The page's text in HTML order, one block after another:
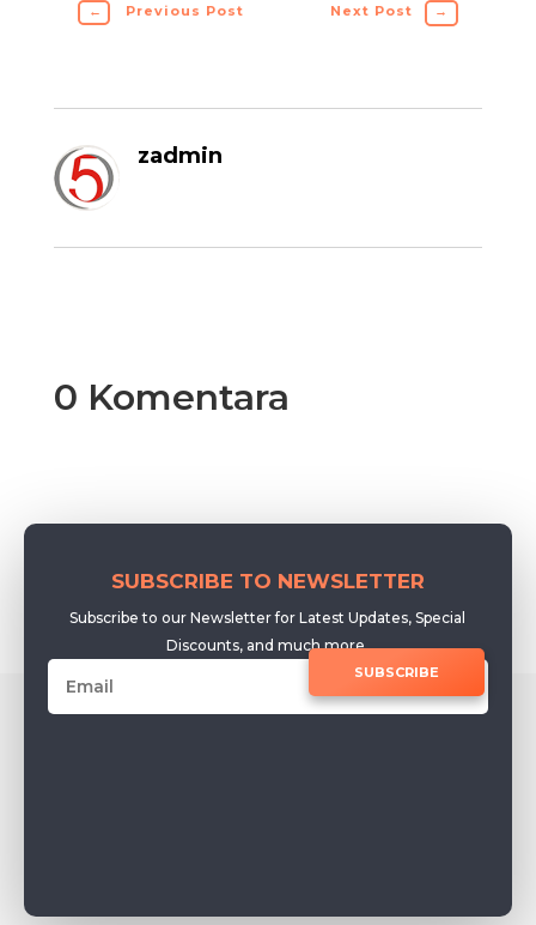
← Previous Post Next Post →
zadmin
0 Komentara
SUBSCRIBE TO NEWSLETTER
Subscribe to our Newsletter for Latest Updates, Special
Discounts, and much more.
SUBSCRIBE